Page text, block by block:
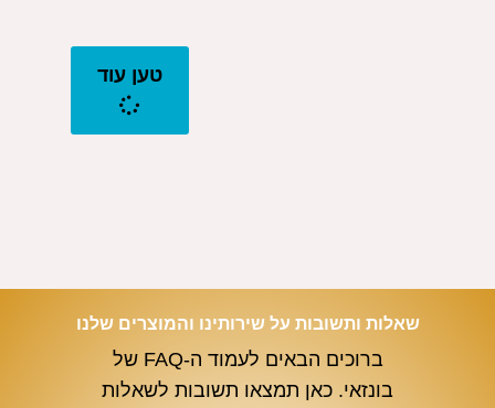
טען עוד
שאלות ותשובות על שירותינו והמוצרים שלנו
ברוכים הבאים לעמוד ה-FAQ של
בונזאי. כאן תמצאו תשובות לשאלות